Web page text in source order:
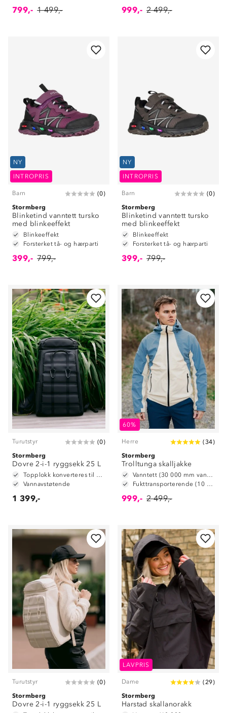
799,- 1 499,- 999,- 2 499,-
NY
INTROPRIS
Barn (0)
Stormberg
Blinketind vanntett tursko
med blinkeeffekt
Blinkeeffekt
Forsterket tå- og hærparti
399,- 799,-
NY
INTROPRIS
Barn (0)
Stormberg
Blinketind vanntett tursko
med blinkeeffekt
Blinkeeffekt
Forsterket tå- og hærparti
399,- 799,-
Turutstyr (0)
Stormberg
Dovre 2-i-1 ryggsekk 25 L
Topplokk konverteres til hoftebelte
Vannavstøtende
1 399,-
60%
Herre (34)
Stormberg
Trolltunga skalljakke
Vanntett (30 000 mm vannsøyle)
Fukttransporterende (10 000 g/m2/24t)
999,- 2 499,-
Turutstyr (0)
Stormberg
Dovre 2-i-1 ryggsekk 25 L
LAVPRIS
Dame (29)
Stormberg
Harstad skallanorakk